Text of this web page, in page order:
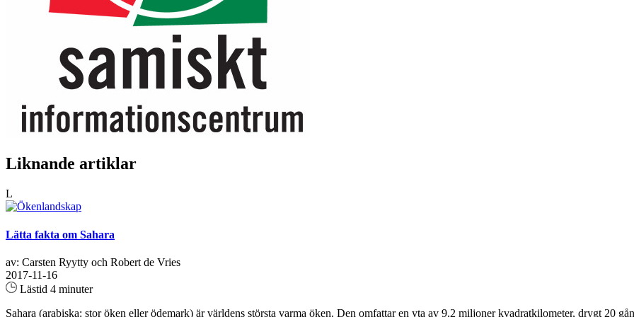
Liknande artiklar
L
Lätta fakta om Sahara
av: Carsten Ryytty och Robert de Vries
2017-11-16
Lästid 4 minuter
Sahara (arabiska: stor öken eller ödemark) är världens största varma öken. Den omfattar en yta av 9,2 miljoner kvadratkilometer, drygt 20